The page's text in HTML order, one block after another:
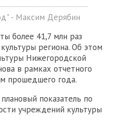
- Максим Дерябин
более 41,7 млн раз
региона. Об этом
Нижегородской
в рамках отчетного
прошедшего года.
показатель по
учреждений культуры